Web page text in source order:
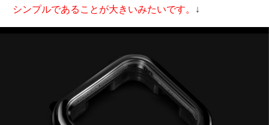
シンプルであることが大きいみたいです。 ↓